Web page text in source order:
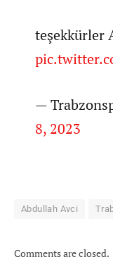
teşekkürler
—
8, 2023
Abdullah Avci
Comments are closed.